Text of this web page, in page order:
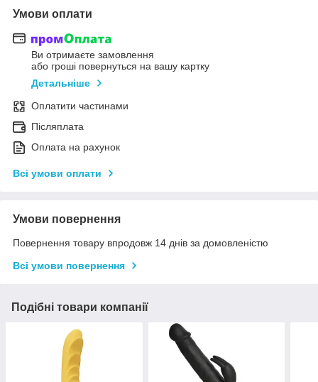
Умови оплати
Ви отримаєте замовлення
або гроші повернуться на вашу картку
Детальніше
Оплатити частинами
Післяплата
Оплата на рахунок
Всі умови оплати
Умови повернення
Повернення товару впродовж 14 днів за домовленістю
Всі умови повернення
Подібні товари компанії